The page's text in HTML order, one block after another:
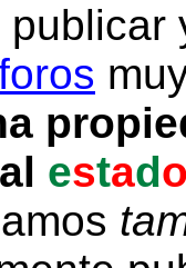
publicar
estad